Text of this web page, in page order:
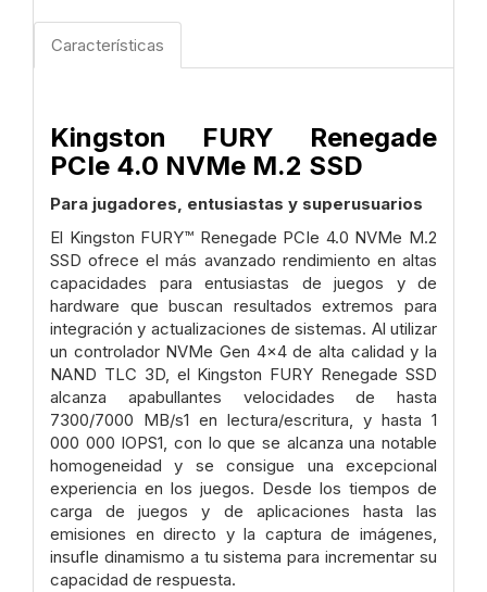
Características
Kingston FURY Renegade
PCIe 4.0 NVMe M.2 SSD
Para jugadores, entusiastas y superusuarios
El Kingston FURY™ Renegade PCIe 4.0 NVMe M.2
SSD ofrece el más avanzado rendimiento en altas
capacidades para entusiastas de juegos y de
hardware que buscan resultados extremos para
integración y actualizaciones de sistemas. Al utilizar
un controlador NVMe Gen 4x4 de alta calidad y la
NAND TLC 3D, el Kingston FURY Renegade SSD
alcanza apabullantes velocidades de hasta
7300/7000 MB/s1 en lectura/escritura, y hasta 1
000 000 IOPS1, con lo que se alcanza una notable
homogeneidad y se consigue una excepcional
experiencia en los juegos. Desde los tiempos de
carga de juegos y de aplicaciones hasta las
emisiones en directo y la captura de imágenes,
insufle dinamismo a tu sistema para incrementar su
capacidad de respuesta.